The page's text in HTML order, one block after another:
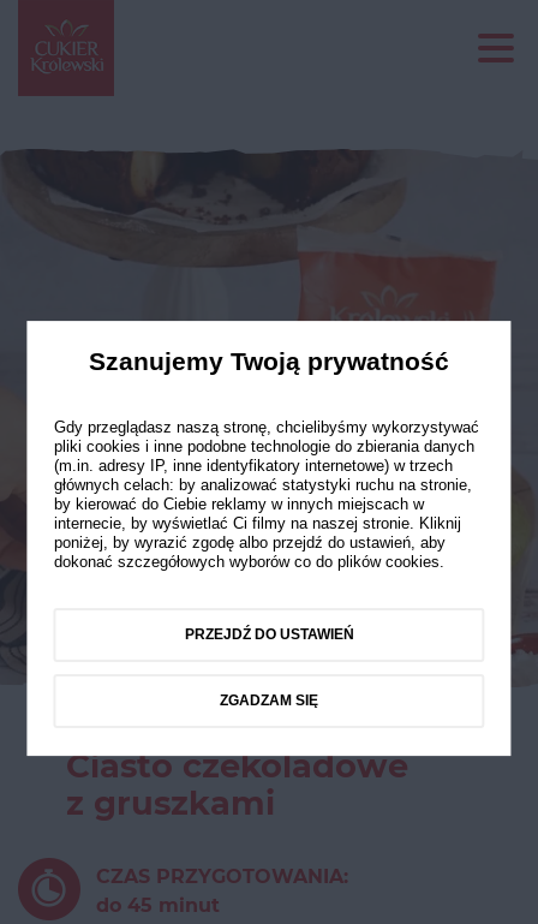
Ciasto czekoladowe
z gruszkami
CZAS PRZYGOTOWANIA:
do 45 minut
Szanujemy Twoją prywatność
Gdy przeglądasz naszą stronę, chcielibyśmy wykorzystywać
pliki cookies i inne podobne technologie do zbierania danych
(m.in. adresy IP, inne identyfikatory internetowe) w trzech
głównych celach: by analizować statystyki ruchu na stronie,
by kierować do Ciebie reklamy w innych miejscach w
internecie, by wyświetlać Ci filmy na naszej stronie. Kliknij
poniżej, by wyrazić zgodę albo przejdź do ustawień, aby
dokonać szczegółowych wyborów co do plików cookies.
PRZEJDŹ DO USTAWIEŃ
ZGADZAM SIĘ